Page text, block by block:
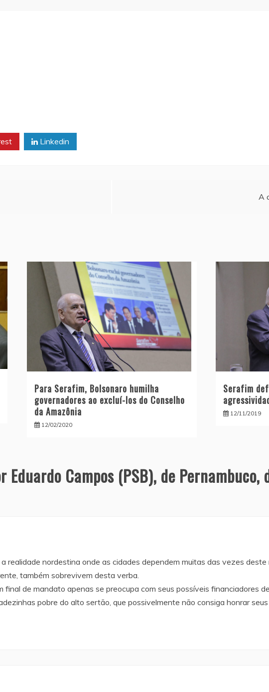
Linkedin
A
Para Serafim, Bolsonaro humilha
governadores ao excluí-los do Conselho
da Amazônia
12/02/2020
Serafim
12/11/2019
Eduardo Campos (PSB), de Pernambuco,
realidade nordestina onde as cidades dependem muitas das vezes
também sobrevivem desta verba.
de mandato apenas se preocupa com seus possíveis financiadores
pobre do alto sertão, que possivelmente não consiga honrar